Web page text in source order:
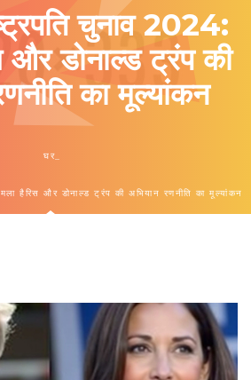
चुनाव 2024:
और डोनाल्ड ट्रंप की
का मूल्यांकन
घर
हैरिस और डोनाल्ड ट्रंप की अभियान रणनीति का मूल्यांकन